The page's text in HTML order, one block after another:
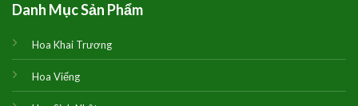
Danh Mục Sản Phẩm
Hoa Khai Trương
Hoa Viếng